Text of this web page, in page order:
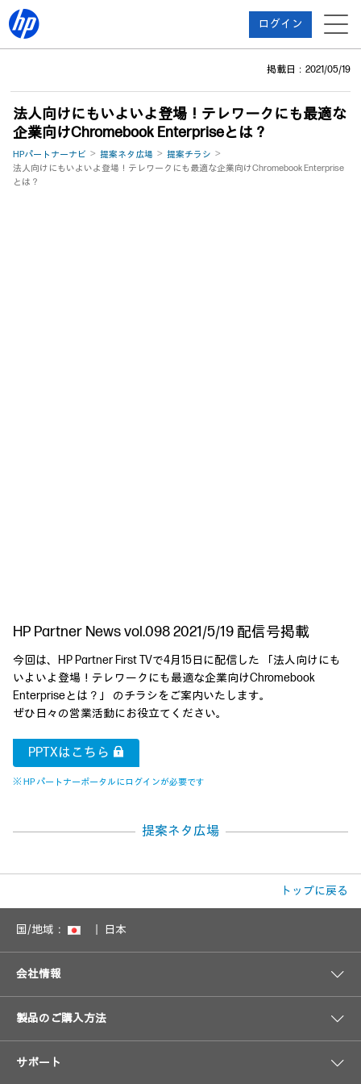
ログイン
掲載日：2021/05/19
法人向けにもいよいよ登場！テレワークにも最適な
企業向けChromebook Enterpriseとは？
HPパートナーナビ 提案ネタ広場
提案チラシ
法人向けにもいよいよ登場！テレワークにも最適な企業向けChromebook Enterprise
とは？
HP Partner News vol.098 2021/5/19 配信号掲載
今回は、HP Partner First TVで4月15日に配信した 「法人向けにも
いよいよ登場！テレワークにも最適な企業向けChromebook
Enterpriseとは？」 のチラシをご案内いたします。
ぜひ日々の営業活動にお役立てください。
PPTXはこちら
※ HP パートナーポータルにログインが必要です
提案ネタ広場
トップに戻る
国/地域： 日本
会社情報
製品のご購入方法
サポート